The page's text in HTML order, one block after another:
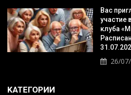
Вас
участие
клуба
26/
KАТЕГОРИИ